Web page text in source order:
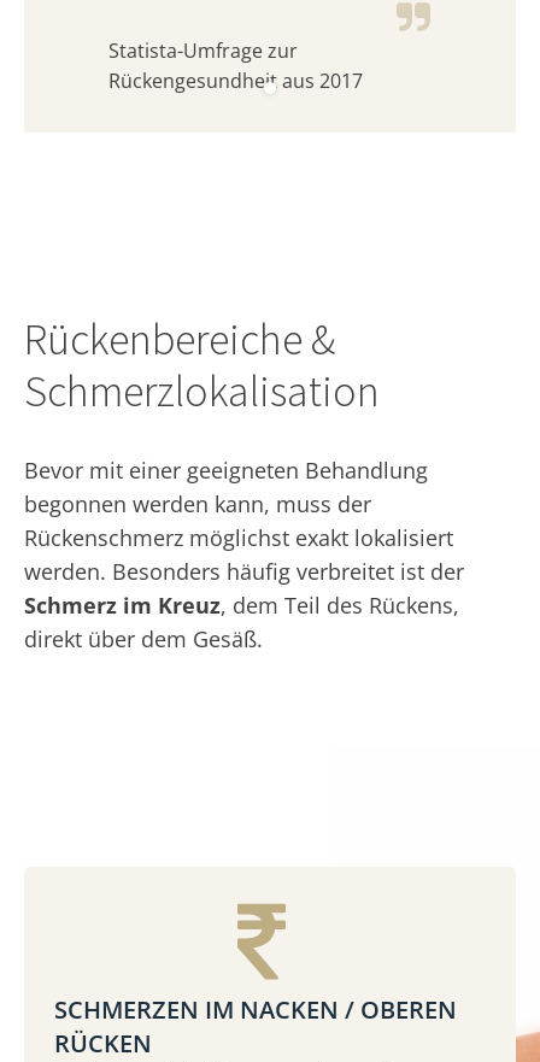
Statista-Umfrage zur
Rückengesundheit aus 2017
Rückenbereiche &
Schmerzlokalisation
Bevor mit einer geeigneten Behandlung
begonnen werden kann, muss der
Rückenschmerz möglichst exakt lokalisiert
werden. Besonders häufig verbreitet ist der
Schmerz im Kreuz, dem Teil des Rückens,
direkt über dem Gesäß.
SCHMERZEN IM NACKEN / OBEREN
RÜCKEN